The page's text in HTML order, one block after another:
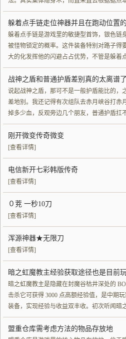
躲着点手链走位神器并且在跑动位置
躲着点手链是游戏里的敏捷型首饰，银色链
被怪物锁定的概率。这件装备特别对路子得
大的化发挥他的闪避占占优势，不管是躲着
战神之盾和普通护盾差别真的太离谱了
说起战神之盾，那可不是一般护盾能比的，
差地别。我还记得有次组队去赤月峡谷打赤
掉多少血，反观旁边几个朋友，普通护盾扛
刚开微变传奇微变
[查看详情]
电信新开七彩韩版传奇
[查看详情]
０茺 一秒10刀
[查看详情]
浑源神器★无限刀
[查看详情]
暗之虹魔教主经验获取途径也是目前
暗之虹魔教主是隐藏在封魔谷枯井深处的
击杀它可获得 3000 点高额经验值，是中期
装备，实现经验与收益双丰收。初次听闻暗
盟重仓库需考虑方法的物品存放地